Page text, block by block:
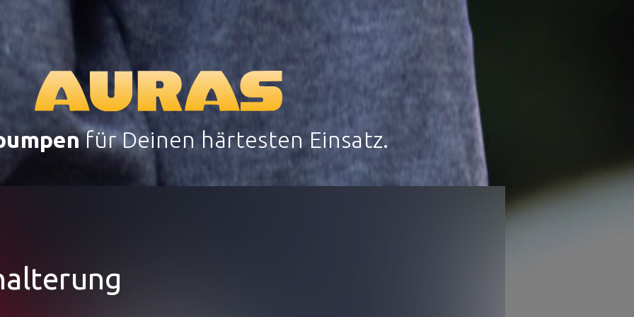
für Deinen härtesten Einsatz.